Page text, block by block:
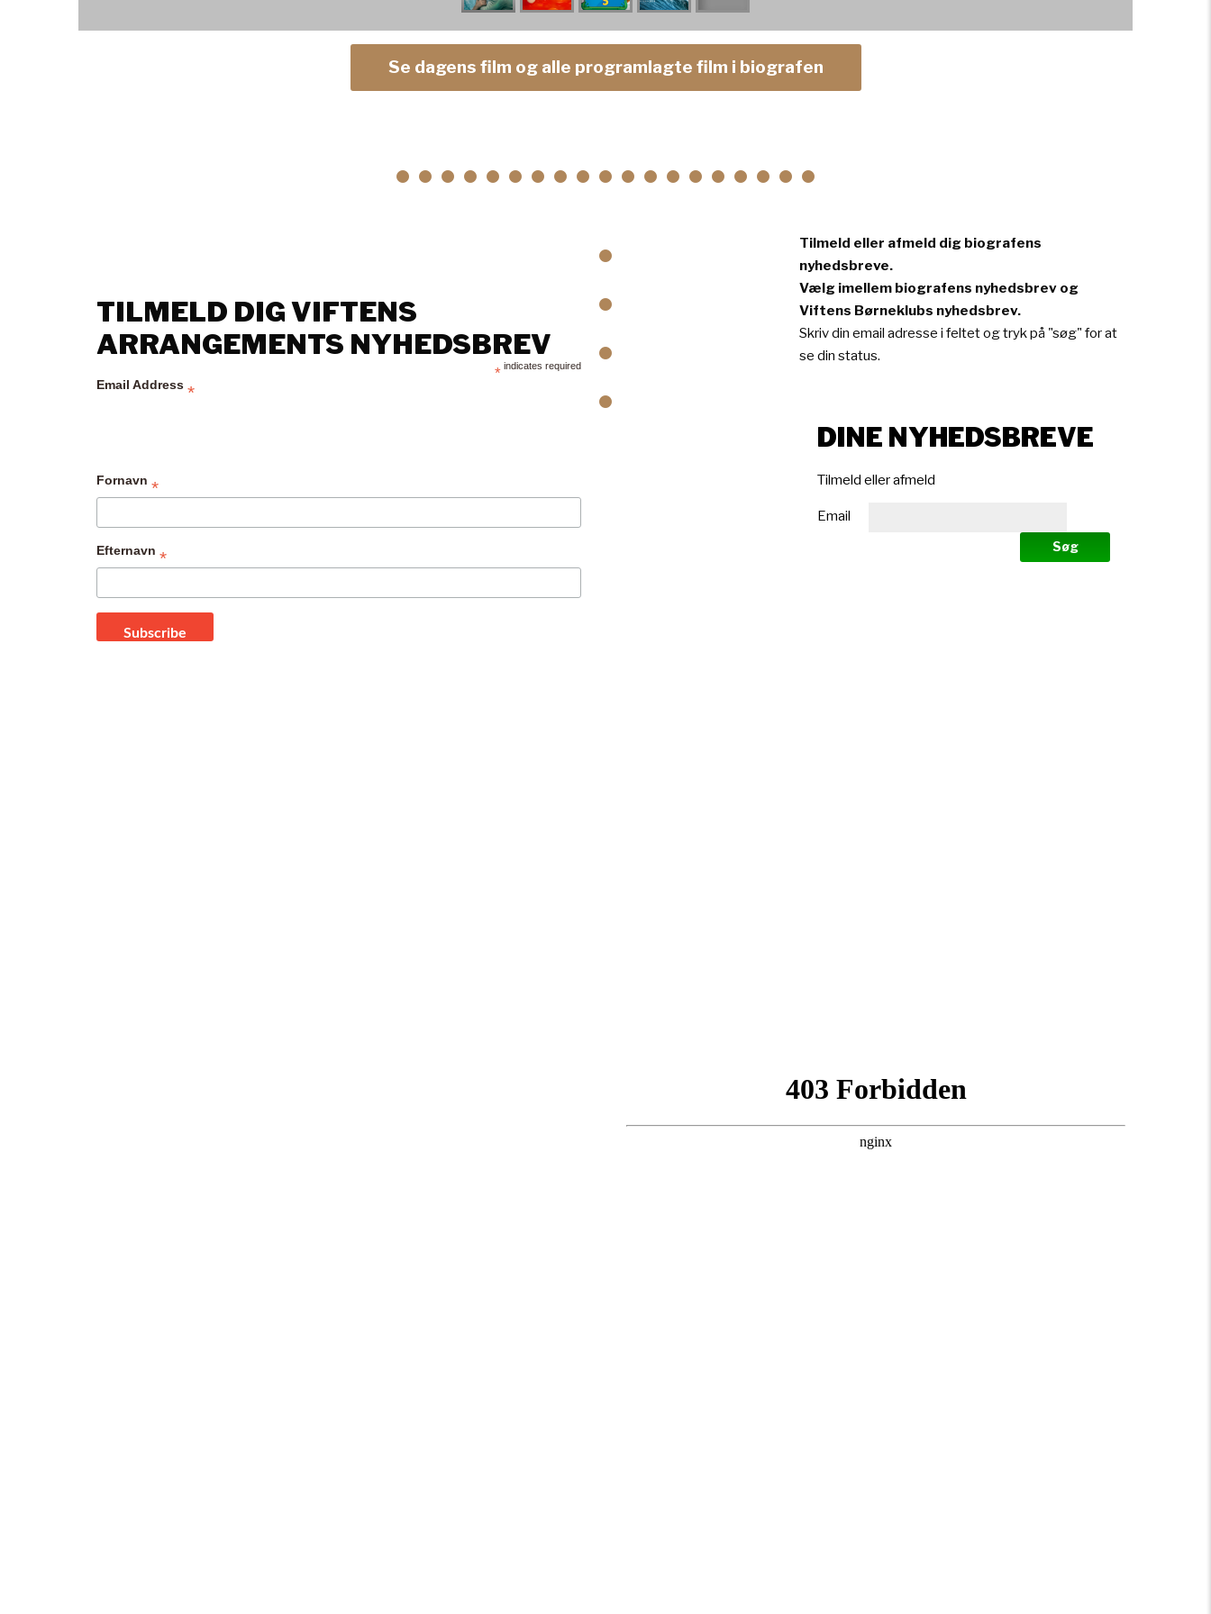
Se dagens film og alle programlagte film i biografen
• • • • • • • • • • • • • • • • • • •
TILMELD DIG VIFTENS
ARRANGEMENTS NYHEDSBREV
* indicates required
Email Address *
Fornavn *
Efternavn *
•
•
•
•
Tilmeld eller afmeld dig biografens
nyhedsbreve.
Vælg imellem biografens nyhedsbrev og
Viftens Børneklubs nyhedsbrev.
Skriv din email adresse i feltet og tryk på "søg" for at
se din status.